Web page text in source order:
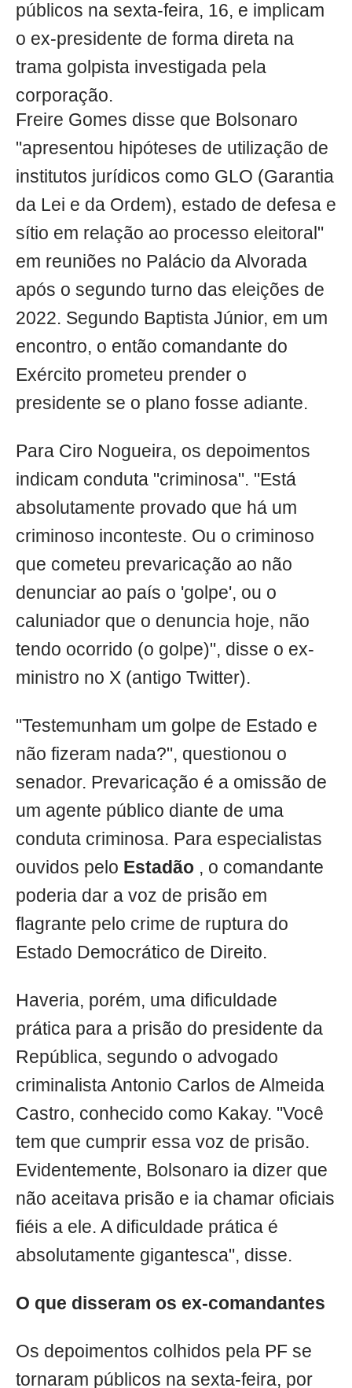
públicos na sexta-feira, 16, e implicam
o ex-presidente de forma direta na
trama golpista investigada pela
corporação.
Freire Gomes disse que Bolsonaro
"apresentou hipóteses de utilização de
institutos jurídicos como GLO (Garantia
da Lei e da Ordem), estado de defesa e
sítio em relação ao processo eleitoral"
em reuniões no Palácio da Alvorada
após o segundo turno das eleições de
2022. Segundo Baptista Júnior, em um
encontro, o então comandante do
Exército prometeu prender o
presidente se o plano fosse adiante.
Para Ciro Nogueira, os depoimentos
indicam conduta "criminosa". "Está
absolutamente provado que há um
criminoso inconteste. Ou o criminoso
que cometeu prevaricação ao não
denunciar ao país o 'golpe', ou o
caluniador que o denuncia hoje, não
tendo ocorrido (o golpe)", disse o ex-
ministro no X (antigo Twitter).
"Testemunham um golpe de Estado e
não fizeram nada?", questionou o
senador. Prevaricação é a omissão de
um agente público diante de uma
conduta criminosa. Para especialistas
ouvidos pelo Estadão , o comandante
poderia dar a voz de prisão em
flagrante pelo crime de ruptura do
Estado Democrático de Direito.
Haveria, porém, uma dificuldade
prática para a prisão do presidente da
República, segundo o advogado
criminalista Antonio Carlos de Almeida
Castro, conhecido como Kakay. "Você
tem que cumprir essa voz de prisão.
Evidentemente, Bolsonaro ia dizer que
não aceitava prisão e ia chamar oficiais
fiéis a ele. A dificuldade prática é
absolutamente gigantesca", disse.
O que disseram os ex-comandantes
Os depoimentos colhidos pela PF se
tornaram públicos na sexta-feira, por